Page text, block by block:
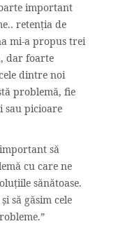
important
retenția de
mi-a propus trei
dar foarte
dintre noi
problemă, fie
sau picioare
să
cu care ne
sănătoase.
să găsim cele